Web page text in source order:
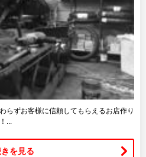
らずお客様に信頼してもらえるお店作り
...
を見る